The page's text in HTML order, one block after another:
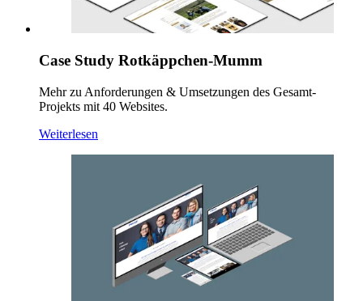
Case Study Rotkäppchen-Mumm
Mehr zu Anforderungen & Umsetzungen des Gesamt-
Projekts mit 40 Websites.
Weiterlesen